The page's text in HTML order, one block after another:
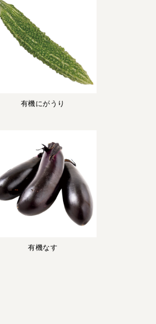
お試しセット
ビオ・マルシェの想い
読みもの・NEWS
ご利用ガイド
ビオママクラブ
放射性物質への対応
採用情報
SDGsへの取り組み
有機にがうり
有機なす